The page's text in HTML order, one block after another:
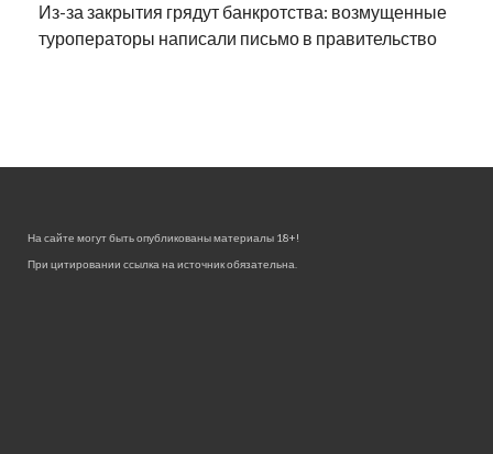
Из-за закрытия грядут банкротства: возмущенные
туроператоры написали письмо в правительство
На сайте могут быть опубликованы материалы 18+!
При цитировании ссылка на источник обязательна.